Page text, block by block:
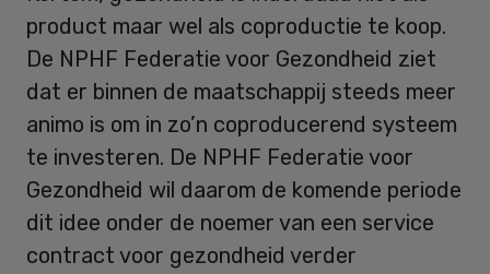
product maar wel als coproductie te koop.
De NPHF Federatie voor Gezondheid ziet
dat er binnen de maatschappij steeds meer
animo is om in zo’n coproducerend systeem
te investeren. De NPHF Federatie voor
Gezondheid wil daarom de komende periode
dit idee onder de noemer van een service
contract voor gezondheid verder